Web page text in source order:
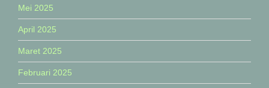
Mei 2025
April 2025
Maret 2025
Februari 2025